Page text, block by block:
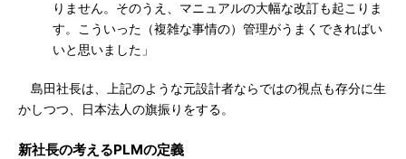
りません。そのうえ、マニュアルの大幅な改訂も起こりま
す。こういった（複雑な事情の）管理がうまくできればい
いと思いました」
島田社長は、上記のような元設計者ならではの視点も存分に生
かしつつ、日本法人の旗振りをする。
新社長の考えるPLMの定義